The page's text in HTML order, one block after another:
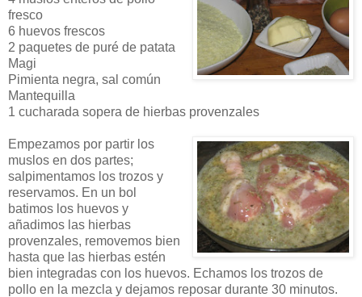
fresco
6 huevos frescos
2 paquetes de puré de patata
Magi
Pimienta negra, sal común
Mantequilla
1 cucharada sopera de hierbas provenzales
Empezamos por partir los
muslos en dos partes;
salpimentamos los trozos y
reservamos. En un bol
batimos los huevos y
añadimos las hierbas
provenzales, removemos bien
hasta que las hierbas estén
bien integradas con los huevos. Echamos los trozos de
pollo en la mezcla y dejamos reposar durante 30 minutos.